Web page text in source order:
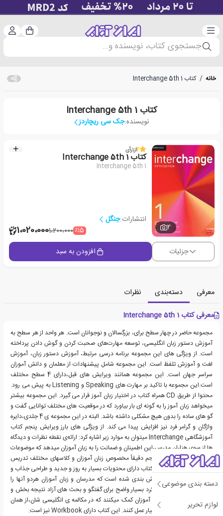
دسته‌بندی سبد
جستجوی کتاب، نویسنده و...
دسته بندی موضوعی
لوازم تحریر
خانه / کتاب Interchange 5th 1
کتاب Interchange 5th 1
نویسنده:جک سی ریچاردز
2
4از1رأی
کتاب Interchange 5th 1
Interchange 5th 1
انتشارات:جنگل
٪151،200،0001،020،000
جزئیات افزودن به سبد
معرفی دسته‌بندی
نظرات
معرفی کتاب Interchange 5th 1
مجموعه حاضر در چهار سطح برای، بزرگسالان و نوجوانان است. هر واحد از هر سطح به
آموزش دستور زبان انگلیسی، توسعه مهارت‌های صحبت کردن و گوش دادن پرداخته
است. از ویژگی های این مجموعه برنامه درسی مرتبط، آموزش دستور زبان، آموزش
لغت و آموزش تلفظ است. این مجموعه شامل پیشنهادات از معلمان و دانش آموزان
سراسر جهان است. این مجموعه همانند ویرایش های قبل،دارای 4 سطح مختلف
است.این مجموعه با تاکید بر مهارت های Speaking و Listening به پیش می رود.
محتوا از طریق CD همراه کتاب در اختیار زبان آموز قرار می گیرد. این مجموعه بیشتر
میخواهد زبان آموز را به گونه ای بار بیاورد که در موقعیت های مختلف توانایی گفت و
گو های ساده را بدون هیچ مشکلی داشته باشد. البته در این مجموعه ی 4 جلدی،دایره
واژگان و گرامر فرد نیز افزایش پیدا می کند. از ویژگی های بارز ویرایش پنجم کتاب
آموزشگاهی Interchange میتوان به موارد زیر اشاره کرد: ارائه‌ی نقطه نظرات و دیدگاه
ها از سوی هزاران مدرس،این اطمینان و ضمانت را به زبان آموزان میدهد که موضوعات
و تمرین های ویرایش پنجم دقیقأ مخصوص زبان آموزان و کلاسهای مختلف تدریس
است. ویرایش پنجم این کتاب دارای محتویات بسیار به روز و جدید و طراحی جذاب و
ساختار بسیار ساده و بخش بندی شده است که مدرسان و زبان آموزان هردو آنها را
دوست دارند. ارائه ی رویکرد بسیار واضح برای گفتگو و بحث های آزاد نتیجه بخش و
مطلوب هستند و به زبان آموزان کمک میکنند که در مکالمه ی انگلیسی شان،از همان
ابتدا با اعتماد به نفس بسیار عمل کنند. این کتاب دارای Workbook نیز است.